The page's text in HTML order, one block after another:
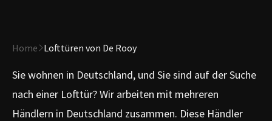
Home Lofttüren von De Rooy
Sie wohnen in Deutschland, und Sie sind auf der Suche
nach einer Lofttür? Wir arbeiten mit mehreren
Händlern in Deutschland zusammen. Diese Händler